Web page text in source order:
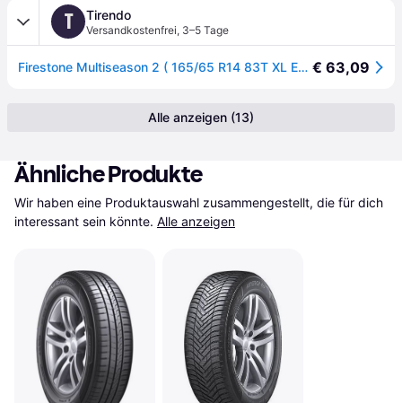
T Tirendo
Versandkostenfrei, 3–5 Tage
Firestone Multiseason 2 ( 165/65 R14 83T XL EVc ) - schwarz € 63,09
Alle anzeigen (13)
Ähnliche Produkte
Wir haben eine Produktauswahl zusammengestellt, die für dich
interessant sein könnte. Alle anzeigen